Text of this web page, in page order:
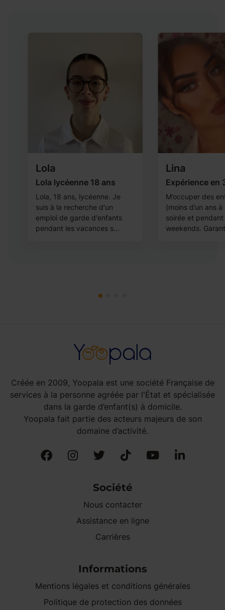
Lola
Lola lycéenne 18 ans
Lola, 18 ans, lycéenne. Je
suis à la recherche d'un
emploi de garde d'enfants
pendant les vacances s...
Lina
Expérience en
M’occuper des
(moins d’un ans
soirée et pendant
weekends.
Créée en 2009, Yoopala est une société Française de
services à la personne agréée par l'État et spécialisée
dans la garde d’enfant(s) à domicile.
Yoopala fait partie des acteurs majeurs de son
domaine d’activité.
Société
Nous contacter
Assistance en ligne
Carrières
Informations
Mentions légales et conditions générales
Politique de protection des données